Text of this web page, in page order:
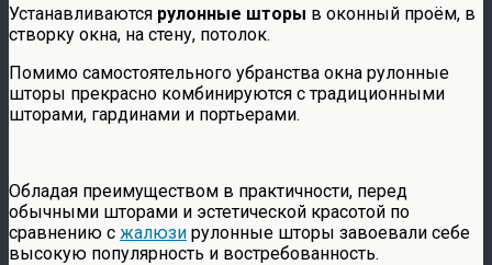
Устанавливаются рулонные шторы в оконный проём, в
створку окна, на стену, потолок.
Помимо самостоятельного убранства окна рулонные
шторы прекрасно комбинируются с традиционными
шторами, гардинами и портьерами.
Обладая преимуществом в практичности, перед
обычными шторами и эстетической красотой по
сравнению с жалюзи рулонные шторы завоевали себе
высокую популярность и востребованность.